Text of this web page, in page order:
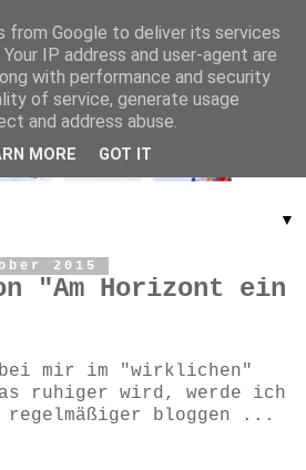
▼
2015
"Am Horizont ein
bei mir im "wirklichen"
ruhiger wird, werde ich
bloggen ...
from Google to deliver its services
IP address and user-agent are
with performance and security
of service, generate usage
and address abuse.
MORE GOT IT